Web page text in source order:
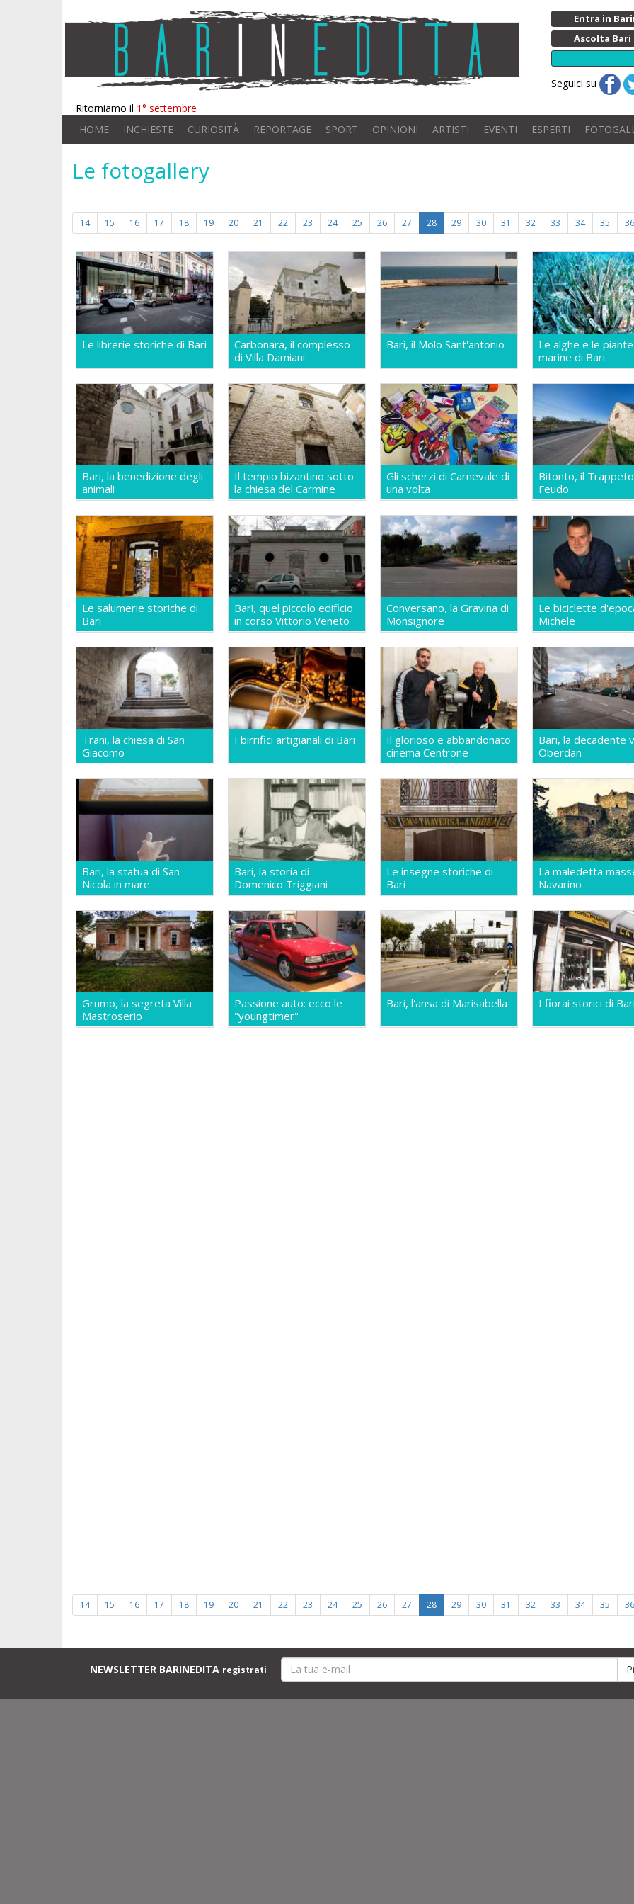
Ritorniamo il 1° settembre
Entra in
Ascolta
Seguici su
HOME INCHIESTE CURIOSITÀ REPORTAGE SPORT OPINIONI ARTISTI EVENTI ESPERTI
Le fotogallery
14 15 16 17 18 19 20 21 22 23 24 25 26 27 28 29 30 31 32 33 34 35 36
Le librerie storiche di Bari
Carbonara, il complesso
di Villa Damiani
Bari, il Molo Sant'antonio
Le alghe e le piante
marine di Bari
Bari, la benedizione degli
animali
Il tempio bizantino sotto
la chiesa del Carmine
Gli scherzi di Carnevale di
una volta
Bitonto, il
Feudo
Le salumerie storiche di
Bari
Bari, quel piccolo edificio
in corso Vittorio Veneto
Conversano, la Gravina di
Monsignore
Le biciclette
Michele
Trani, la chiesa di San
Giacomo
I birrifici artigianali di Bari
Il glorioso e abbandonato
cinema Centrone
Bari, la decadente
Oberdan
Bari, la statua di San
Nicola in mare
Bari, la storia di
Domenico Triggiani
Le insegne storiche di
Bari
La maledetta
Navarino
Grumo, la segreta Villa
Mastroserio
Passione auto: ecco le
"youngtimer"
Bari, l'ansa di Marisabella I fiorai storici di
14 15 16 17 18 19 20 21 22 23 24 25 26 27 28 29 30 31 32 33 34 35 36
NEWSLETTER BARINEDITA registrati